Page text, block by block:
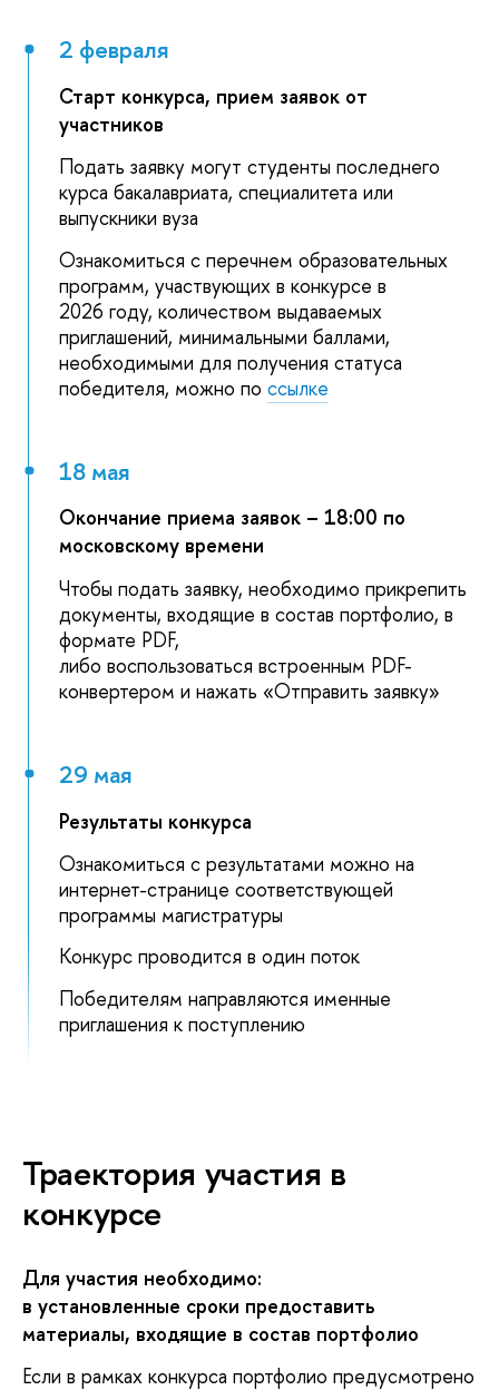
2 февраля
Старт конкурса, прием заявок от
участников
Подать заявку могут студенты последнего
курса бакалавриата, специалитета или
выпускники вуза
Ознакомиться с перечнем образовательных
программ, участвующих в конкурсе в
2026 году, количеством выдаваемых
приглашений, минимальными баллами,
необходимыми для получения статуса
победителя, можно поссылке
18 мая
Окончание приема заявок – 18:00 по
московскому времени
Чтобы подать заявку, необходимо прикрепить
документы, входящие в состав портфолио, в
формате PDF,
либо воспользоваться встроенным PDF-
конвертером и нажать «Отправить заявку»
29 мая
Результаты конкурса
Ознакомиться с результатами можно на
интернет-странице соответствующей
программы магистратуры
Конкурс проводится в один поток
Победителям направляются именные
приглашения к поступлению
Траектория участия в
конкурсе
Для участия необходимо:
в установленные сроки предоставить
материалы, входящие в состав портфолио
Если в рамках конкурса портфолио предусмотрено